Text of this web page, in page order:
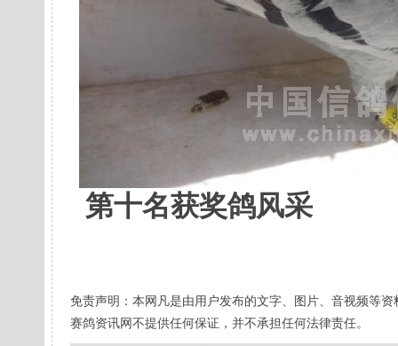
第十名获奖鸽风采
免责声明：本网凡是由用户发布的文字、图片、音视频等
赛鸽资讯网不提供任何保证，并不承担任何法律责任。